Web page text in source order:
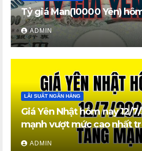
Tỷ giá Man(10000 Yên)
ADMIN
LÃI SUẤT NGÂN HÀNG
Giá Yên Nhật hôm nay 12/
mạnh vượt mức cao nhất
ADMIN